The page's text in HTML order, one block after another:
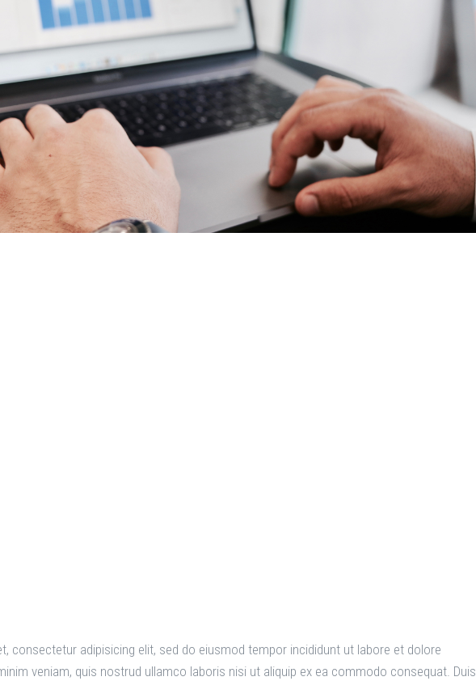
consectetur adipisicing elit, sed do eiusmod tempor incididunt ut labore et dolore
veniam, quis nostrud ullamco laboris nisi ut aliquip ex ea commodo consequat. Duis